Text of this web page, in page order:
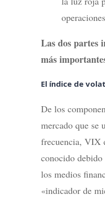
Las dos partes
más
El índice de
De los
mercado que se
frecuencia, VIX
conocido
los medios
«indicador de